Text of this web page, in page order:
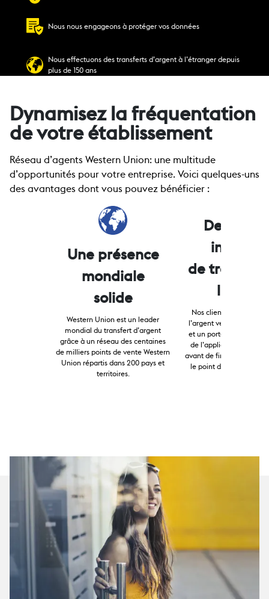
Nous nous engageons à protéger vos données
Nous effectuons des transferts d’argent à l’étranger depuis
plus de 150 ans
Dynamisez la fréquentation
de votre établissement
Réseau d’agents Western Union: une multitude
d’opportunités pour votre entreprise. Voici quelques-uns
des avantages dont vous pouvez bénéficier :
Une présence
mondiale
solide
Western Union est un leader
mondial du transfert d’argent
grâce à un réseau des centaines
de milliers points de vente Western
Union répartis dans 200 pays et
territoires.
Des
de
Nos clients peuvent
l’argent vers un compte
et un portefeuille mobile
de l’application
avant de finaliser le
le point de vente le